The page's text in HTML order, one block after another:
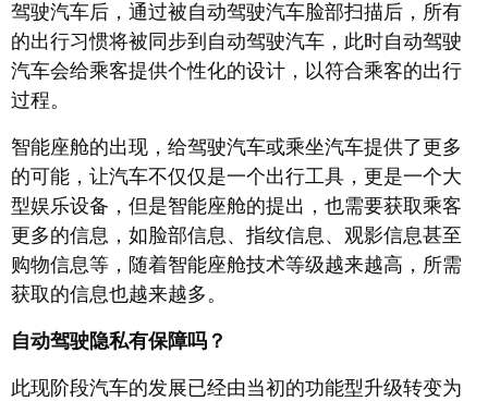
驾驶汽车后，通过被自动驾驶汽车脸部扫描后，所有
的出行习惯将被同步到自动驾驶汽车，此时自动驾驶
汽车会给乘客提供个性化的设计，以符合乘客的出行
过程。
智能座舱的出现，给驾驶汽车或乘坐汽车提供了更多
的可能，让汽车不仅仅是一个出行工具，更是一个大
型娱乐设备，但是智能座舱的提出，也需要获取乘客
更多的信息，如脸部信息、指纹信息、观影信息甚至
购物信息等，随着智能座舱技术等级越来越高，所需
获取的信息也越来越多。
自动驾驶隐私有保障吗？
此现阶段汽车的发展已经由当初的功能型升级转变为